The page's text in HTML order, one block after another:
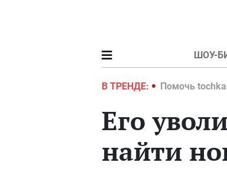
ШОУ-
В ТРЕНДЕ:
Война в Украине 2022 Помочь
Его
найти